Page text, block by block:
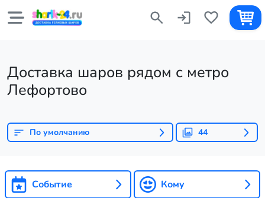
Доставка шаров рядом с метро
Лефортово
По умолчанию 44
Событие Кому